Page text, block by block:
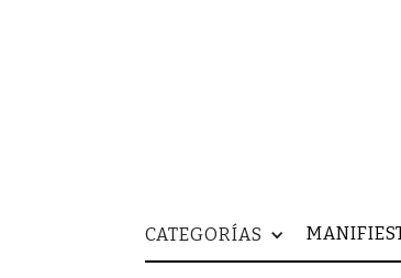
CATEGORÍAS